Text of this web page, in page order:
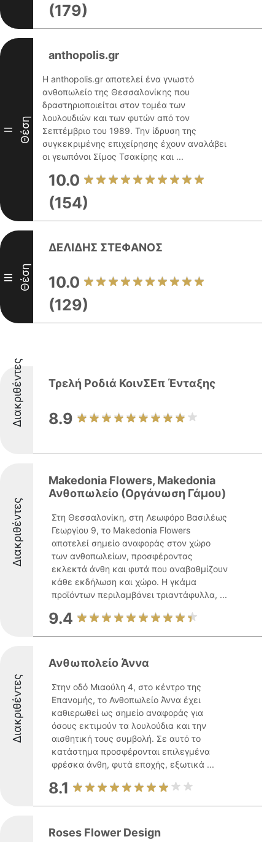
(179)
II Θέση
anthopolis.gr
Η anthopolis.gr αποτελεί ένα γνωστό
ανθοπωλείο της Θεσσαλονίκης που
δραστηριοποιείται στον τομέα των
λουλουδιών και των φυτών από τον
Σεπτέμβριο του 1989. Την ίδρυση της
συγκεκριμένης επιχείρησης έχουν αναλάβει
οι γεωπόνοι Σίμος Τσακίρης και ...
10.0
(154)
III Θέση
ΔΕΛΙΔΗΣ ΣΤΕΦΑΝΟΣ
10.0
(129)
Διακριθέντες Τρελή Ροδιά ΚοινΣΕπ Ένταξης
8.9
Διακριθέντες
Makedonia Flowers, Makedonia
Ανθοπωλείο (Οργάνωση Γάμου)
Στη Θεσσαλονίκη, στη Λεωφόρο Βασιλέως
Γεωργίου 9, το Makedonia Flowers
αποτελεί σημείο αναφοράς στον χώρο
των ανθοπωλείων, προσφέροντας
εκλεκτά άνθη και φυτά που αναβαθμίζουν
κάθε εκδήλωση και χώρο. Η γκάμα
προϊόντων περιλαμβάνει τριαντάφυλλα, ...
9.4
Διακριθέντες
Ανθωπολείο Άννα
Στην οδό Μιαούλη 4, στο κέντρο της
Επανομής, το Ανθοπωλείο Άννα έχει
καθιερωθεί ως σημείο αναφοράς για
όσους εκτιμούν τα λουλούδια και την
αισθητική τους συμβολή. Σε αυτό το
κατάστημα προσφέρονται επιλεγμένα
φρέσκα άνθη, φυτά εποχής, εξωτικά ...
8.1
Roses Flower Design